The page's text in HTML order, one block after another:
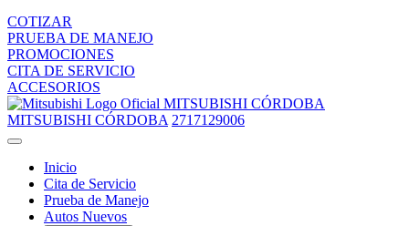
COTIZAR
PRUEBA DE MANEJO
PROMOCIONES
CITA DE SERVICIO
ACCESORIOS
MITSUBISHI CÓRDOBA
MITSUBISHI CÓRDOBA 2717129006
Inicio
Cita de Servicio
Prueba de Manejo
Autos Nuevos